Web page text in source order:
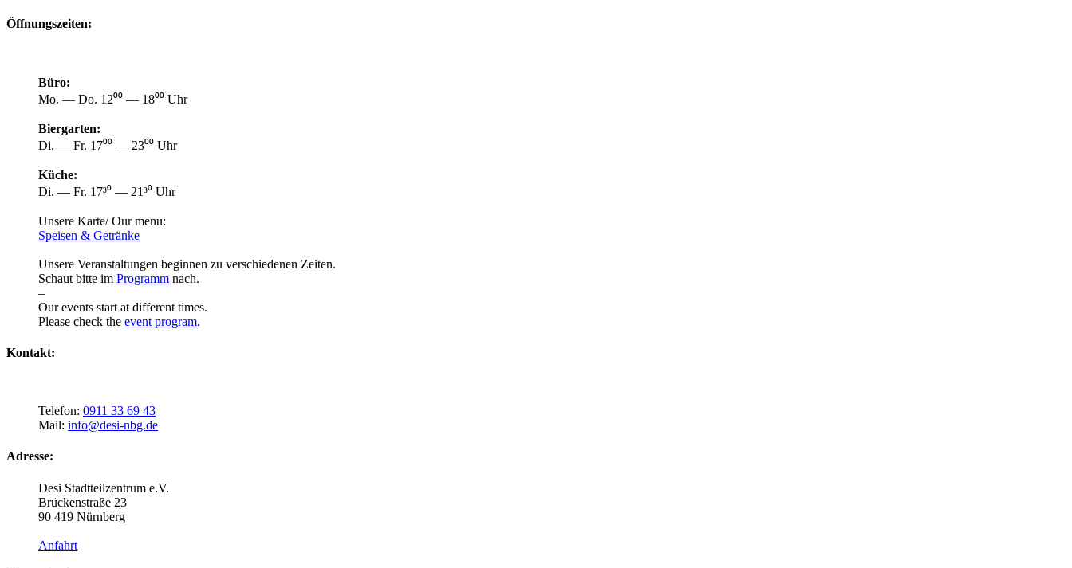
Öffnungszeiten:
Büro:
Mo. — Do. 12⁰⁰ — 18⁰⁰ Uhr
Biergarten:
Di. — Fr. 17⁰⁰ — 23⁰⁰ Uhr
Küche:
Di. — Fr. 17³⁰ — 21³⁰ Uhr
Unsere Karte/ Our menu:
Speisen & Getränke
Unsere Veranstaltungen beginnen zu verschiedenen Zeiten.
Schaut bitte im Programm nach.
–
Our events start at different times.
Please check the event program.
Kontakt:
Telefon: 0911 33 69 43
Mail: info@desi-nbg.de
Adresse:
Desi Stadtteilzentrum e.V.
Brückenstraße 23
90 419 Nürnberg
Anfahrt